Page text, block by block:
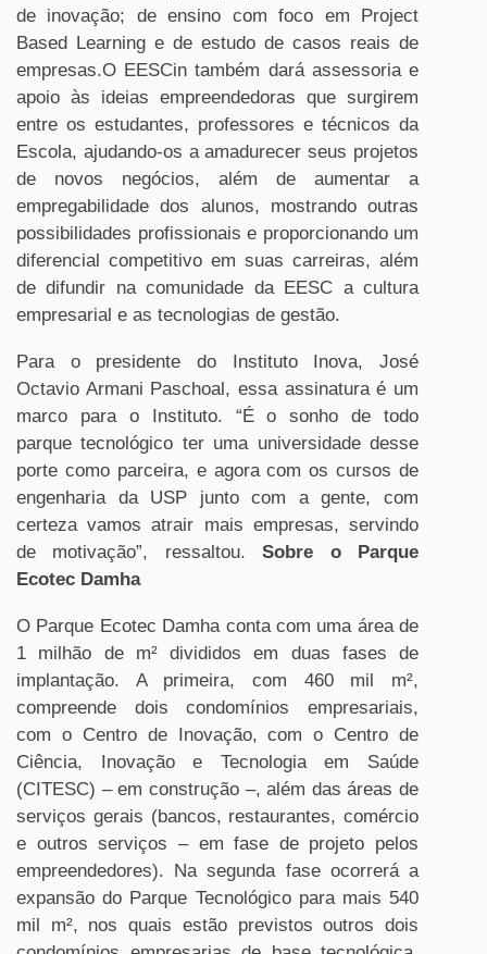
de inovação; de ensino com foco em Project
Based Learning e de estudo de casos reais de
empresas.O EESCin também dará assessoria e
apoio às ideias empreendedoras que surgirem
entre os estudantes, professores e técnicos da
Escola, ajudando-os a amadurecer seus projetos
de novos negócios, além de aumentar a
empregabilidade dos alunos, mostrando outras
possibilidades profissionais e proporcionando um
diferencial competitivo em suas carreiras, além
de difundir na comunidade da EESC a cultura
empresarial e as tecnologias de gestão.
Para o presidente do Instituto Inova, José
Octavio Armani Paschoal, essa assinatura é um
marco para o Instituto. “É o sonho de todo
parque tecnológico ter uma universidade desse
porte como parceira, e agora com os cursos de
engenharia da USP junto com a gente, com
certeza vamos atrair mais empresas, servindo
de motivação”, ressaltou.Sobre o Parque
Ecotec Damha
O Parque Ecotec Damha conta com uma área de
1 milhão de m² divididos em duas fases de
implantação. A primeira, com 460 mil m²,
compreende dois condomínios empresariais,
com o Centro de Inovação, com o Centro de
Ciência, Inovação e Tecnologia em Saúde
(CITESC) – em construção –, além das áreas de
serviços gerais (bancos, restaurantes, comércio
e outros serviços – em fase de projeto pelos
empreendedores). Na segunda fase ocorrerá a
expansão do Parque Tecnológico para mais 540
mil m², nos quais estão previstos outros dois